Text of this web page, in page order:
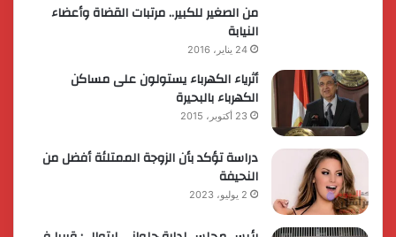
من الصغير للكبير.. مرتبات القضاة وأعضاء
النيابة
24 يناير، 2016
أثرياء الكهرباء يستولون على مساكن
الكهرباء بالبحيرة
23 أكتوبر، 2015
دراسة تؤكد بأن الزوجة الممتلئة أفضل من
النحيفة
2 يوليو، 2023